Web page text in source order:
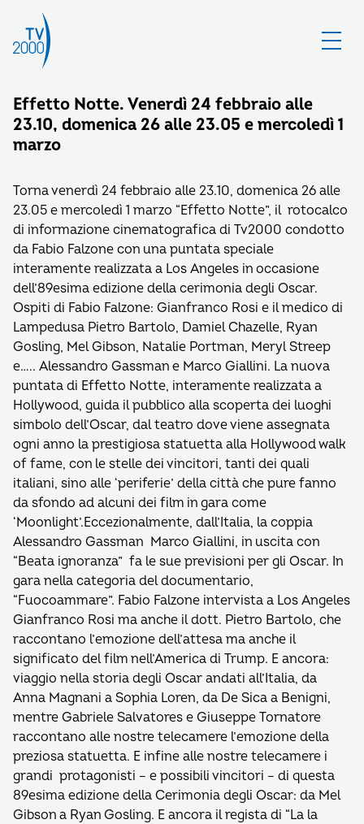
Effetto Notte. Venerdì 24 febbraio alle
23.10, domenica 26 alle 23.05 e mercoledì 1
marzo
Torna venerdì 24 febbraio alle 23.10, domenica 26 alle
23.05 e mercoledì 1 marzo “Effetto Notte”, il rotocalco
di informazione cinematografica di Tv2000 condotto
da Fabio Falzone con una puntata speciale
interamente realizzata a Los Angeles in occasione
dell’89esima edizione della cerimonia degli Oscar.
Ospiti di Fabio Falzone: Gianfranco Rosi e il medico di
Lampedusa Pietro Bartolo, Damiel Chazelle, Ryan
Gosling, Mel Gibson, Natalie Portman, Meryl Streep
e….. Alessandro Gassman e Marco Giallini. La nuova
puntata di Effetto Notte, interamente realizzata a
Hollywood, guida il pubblico alla scoperta dei luoghi
simbolo dell’Oscar, dal teatro dove viene assegnata
ogni anno la prestigiosa statuetta alla Hollywood walk
of fame, con le stelle dei vincitori, tanti dei quali
italiani, sino alle ‘periferie’ della città che pure fanno
da sfondo ad alcuni dei film in gara come
‘Moonlight’.Eccezionalmente, dall’Italia, la coppia
Alessandro Gassman Marco Giallini, in uscita con
“Beata ignoranza” fa le sue previsioni per gli Oscar. In
gara nella categoria del documentario,
“Fuocoammare”. Fabio Falzone intervista a Los Angeles
Gianfranco Rosi ma anche il dott. Pietro Bartolo, che
raccontano l’emozione dell’attesa ma anche il
significato del film nell’America di Trump. E ancora:
viaggio nella storia degli Oscar andati all’Italia, da
Anna Magnani a Sophia Loren, da De Sica a Benigni,
mentre Gabriele Salvatores e Giuseppe Tornatore
raccontano alle nostre telecamere l’emozione della
preziosa statuetta. E infine alle nostre telecamere i
grandi protagonisti – e possibili vincitori – di questa
89esima edizione della Cerimonia degli Oscar: da Mel
Gibson a Ryan Gosling. E ancora il regista di “La la